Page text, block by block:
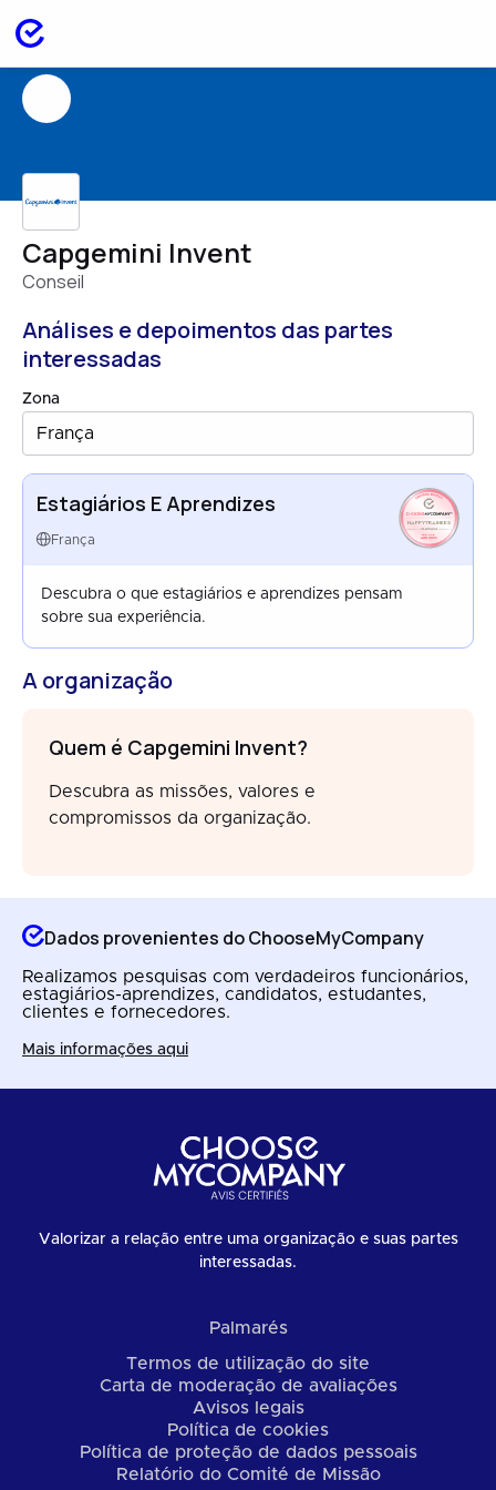
Capgemini Invent
Conseil
Análises e depoimentos das partes
interessadas
Zona
França
Estagiários E Aprendizes
França
HAPPYTRAINEES
FRANCE
AUG 2025
Descubra o que estagiários e aprendizes pensam
sobre sua experiência.
A organização
Quem é Capgemini Invent?
Descubra as missões, valores e
compromissos da organização.
Dados provenientes do ChooseMyCompany
Realizamos pesquisas com verdadeiros funcionários,
estagiários-aprendizes, candidatos, estudantes,
clientes e fornecedores.
Mais informações aqui
Valorizar a relação entre uma organização e suas partes
interessadas.
Palmarés
Termos de utilização do site
Carta de moderação de avaliações
Avisos legais
Política de cookies
Política de proteção de dados pessoais
Relatório do Comité de Missão